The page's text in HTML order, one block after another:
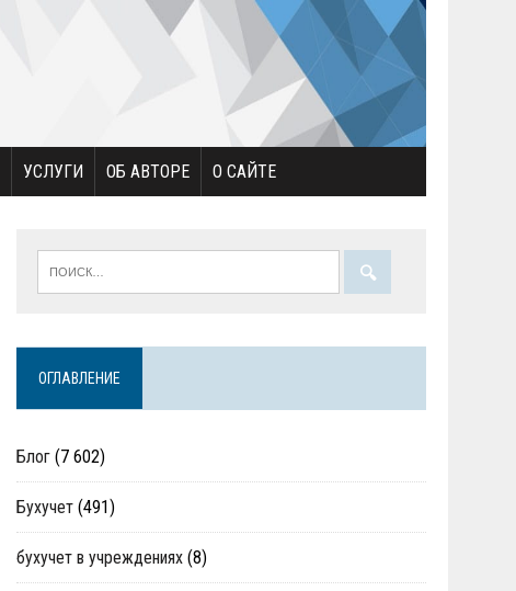
УСЛУГИ ОБ АВТОРЕ О САЙТЕ
ОГЛАВЛЕНИЕ
Блог (7 602)
Бухучет (491)
бухучет в учреждениях (8)